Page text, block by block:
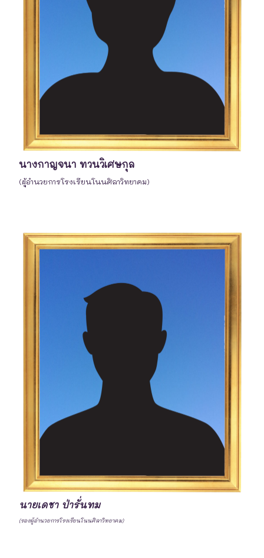
นางกาญจนา ทวนวิเศษกุล
(ผู้อำนวยการโรงเรียนโนนศิลาวิทยาคม)
นายเดชา ป่ารั่นทม
(รองผู้อำนวยการโรงเรียนโนนศิลาวิทยาคม)